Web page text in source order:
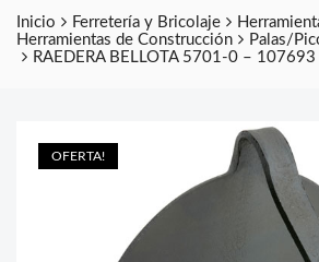
Inicio Ferretería y Bricolaje
Herramientas de Construcción
Palas/
RAEDERA BELLOTA 5701-0 – 107693
OFERTA!
Contacto